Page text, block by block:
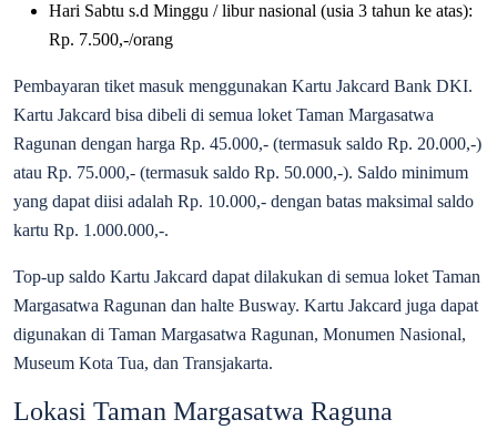
Hari Sabtu s.d Minggu / libur nasional (usia 3 tahun ke atas):
Rp. 7.500,-/orang
Pembayaran tiket masuk menggunakan Kartu Jakcard Bank DKI.
Kartu Jakcard bisa dibeli di semua loket Taman Margasatwa
Ragunan dengan harga Rp. 45.000,- (termasuk saldo Rp. 20.000,-)
atau Rp. 75.000,- (termasuk saldo Rp. 50.000,-). Saldo minimum
yang dapat diisi adalah Rp. 10.000,- dengan batas maksimal saldo
kartu Rp. 1.000.000,-.
Top-up saldo Kartu Jakcard dapat dilakukan di semua loket Taman
Margasatwa Ragunan dan halte Busway. Kartu Jakcard juga dapat
digunakan di Taman Margasatwa Ragunan, Monumen Nasional,
Museum Kota Tua, dan Transjakarta.
Lokasi Taman Margasatwa Raguna